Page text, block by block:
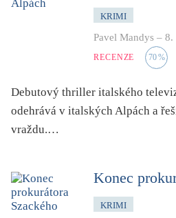
divadlo
ekologie, klimatická změna
encyklopedie, slovník
erotica
experiment
feminismus
KRIMI
Pavel Mandys – 8.
RECENZE 70%
Debutový thriller italského
odehrává v italských Alpách a
vraždu.…
Konec
KRIMI